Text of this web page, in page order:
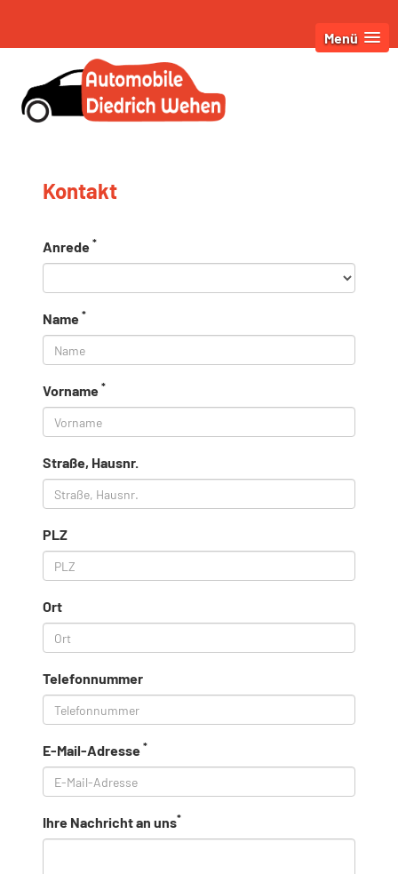
Menü
Kontakt
Anrede *
Name *
Vorname *
Straße, Hausnr.
PLZ
Ort
Telefonnummer
E-Mail-Adresse *
Ihre Nachricht an uns*